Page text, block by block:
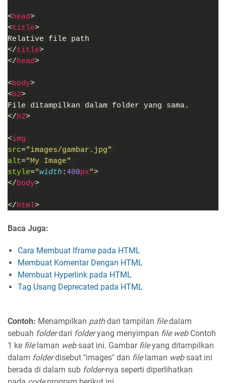
<head>
<title>
Relative file path
</title>
</head>
<body>
<h2>
File ditampilkan dalam folder yang sama.
</h2>
<img
src="images/gambar.jpg"
alt="My Image"
style="width :400px">
</body>
</html>
Baca Juga:
Cara Membuat Iframe pada HTML
Membuat Komentar Dengan HTML
Membuat Hyperlink pada HTML
Tag Usang Deprecated pada HTML
Contoh: Menampilkan pathdari tampilan filedalam
sebuah folderdari folderyang menyimpan file webContoh
1 ke filelaman websaat ini. Gambar fileyang ditampilkan
dalam folderdisebut "images" dan filelaman websaat ini
berada di dalam sub folder-nya seperti diperlihatkan